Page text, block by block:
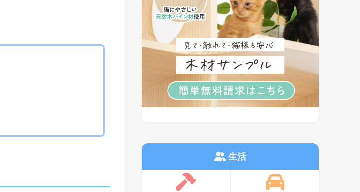
生活